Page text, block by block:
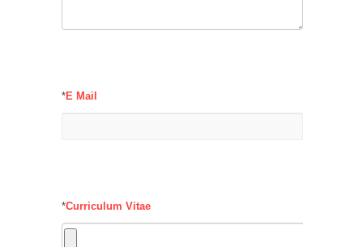
*E Mail
*Curriculum Vitae